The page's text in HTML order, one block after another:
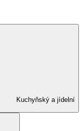
Kuchyňský a jídelní